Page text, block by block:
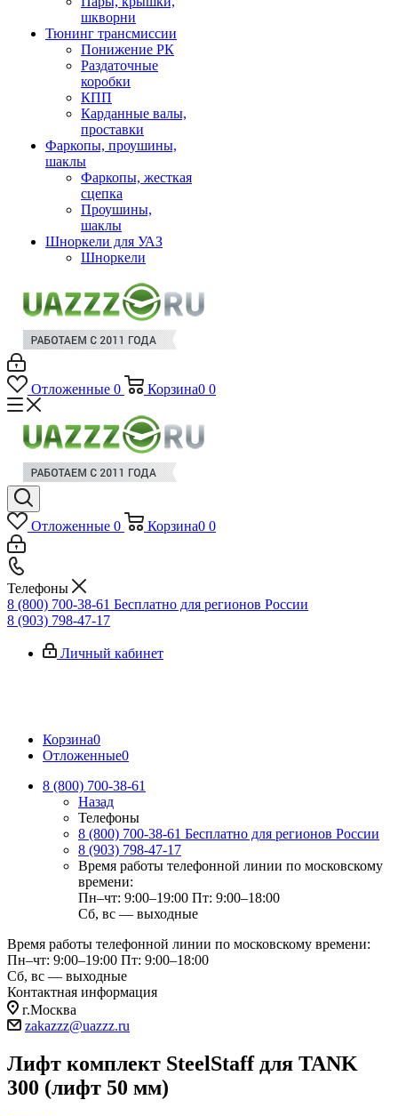
шкворни
Тюнинг трансмиссии
Понижение РК
Раздаточные
коробки
КПП
Карданные валы,
проставки
Фаркопы, проушины,
шаклы
Фаркопы, жесткая
сцепка
Проушины,
шаклы
Шноркели для УАЗ
Шноркели
Отложенные 0 Корзина0 0
Отложенные 0 Корзина0 0
Телефоны
8 (800) 700-38-61 Бесплатно для регионов России
8 (903) 798-47-17
Личный кабинет
Корзина0
Отложенные0
8 (800) 700-38-61
Назад
Телефоны
8 (800) 700-38-61 Бесплатно для регионов России
8 (903) 798-47-17
Время работы телефонной линии по московскому
времени:
Пн–чт: 9:00–19:00 Пт: 9:00–18:00
Сб, вс — выходные
Время работы телефонной линии по московскому времени:
Пн–чт: 9:00–19:00 Пт: 9:00–18:00
Сб, вс — выходные
Контактная информация
г.Москва
zakazzz@uazzz.ru
Лифт комплект SteelStaff для TANK
300 (лифт 50 мм)